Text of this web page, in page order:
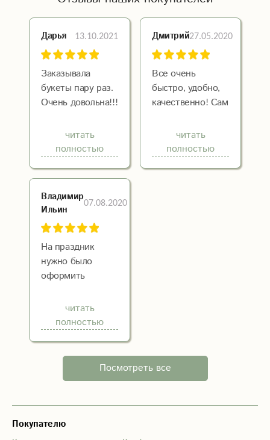
Дарья 13.10.2021
Заказывала
букеты пару раз.
Очень довольна!!!
свежие, доставка
быстрая,
флористы очень
добрые и
понимающие.
Спасибо за ваш
не раз
заказывать у вас.
Всем советую!!!
читать
полностью
Дмитрий27.05.2020
Все очень
быстро, удобно,
качественно! Сам
другом городе,
доставили
девушке до
читать
полностью
Владимир
Ильин
07.08.2020
На праздник
нужно было
оформить
заказали букеты
цветов. На сайте
огромный выбор,
подходящие.
Сразу
менеджером о
времени и месте
читать
полностью
Посмотреть все
Покупателю